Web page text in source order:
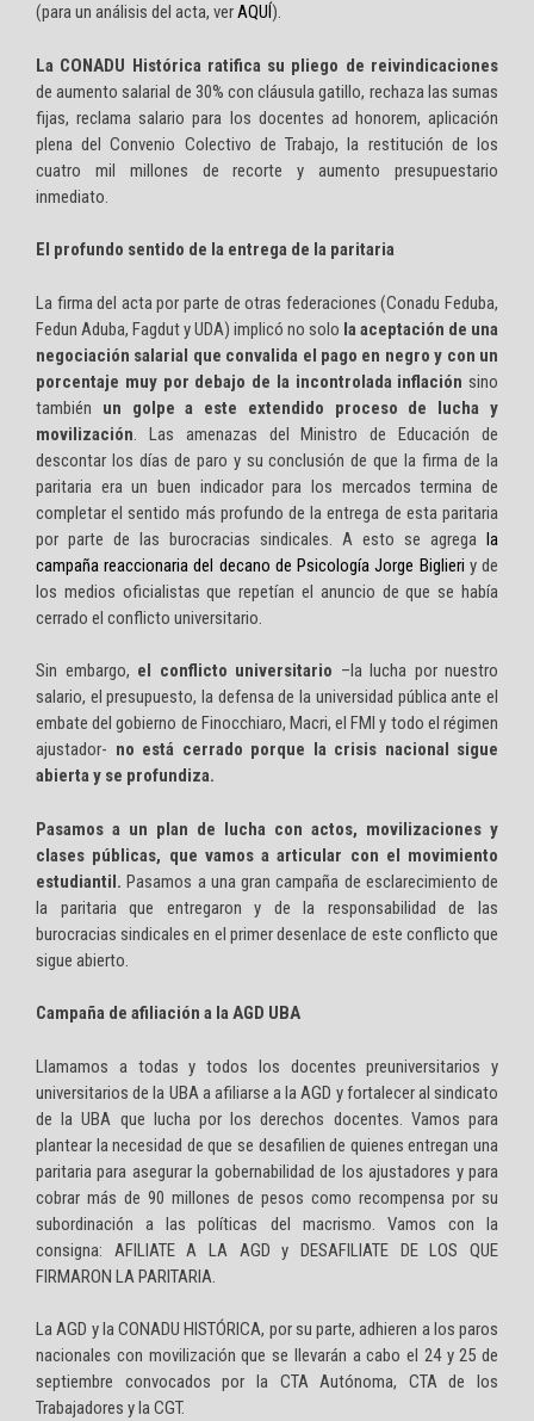
(para un análisis del acta, verAQUÍ).
La CONADU Histórica ratifica su pliego de reivindicaciones
de aumento salarial de 30% con cláusula gatillo, rechaza las sumas
fijas, reclama salario para los docentes ad honorem, aplicación
plena del Convenio Colectivo de Trabajo, la restitución de los
cuatro mil millones de recorte y aumento presupuestario
inmediato.
El profundo sentido de la entrega de la paritaria
La firma del acta por parte de otras federaciones (Conadu Feduba,
Fedun Aduba, Fagdut y UDA) implicó no solo la aceptación de una
negociación salarial que convalida el pago en negro y con un
porcentaje muy por debajo de la incontrolada inflación sino
también un golpe a este extendido proceso de lucha y
movilización . Las amenazas del Ministro de Educación de
descontar los días de paro y su conclusión de que la firma de la
paritaria era un buen indicador para los mercados termina de
completar el sentido más profundo de la entrega de esta paritaria
por parte de las burocracias sindicales. A esto se agrega la
campaña reaccionaria del decano de Psicología Jorge Biglieri y de
los medios oficialistas que repetían el anuncio de que se había
cerrado el conflicto universitario.
Sin embargo, el conflicto universitario –la lucha por nuestro
salario, el presupuesto, la defensa de la universidad pública ante el
embate del gobierno de Finocchiaro, Macri, el FMI y todo el régimen
ajustador- no está cerrado porque la crisis nacional sigue
abierta y se profundiza.
Pasamos a un plan de lucha con actos, movilizaciones y
clases públicas, que vamos a articular con el movimiento
estudiantil. Pasamos a una gran campaña de esclarecimiento de
la paritaria que entregaron y de la responsabilidad de las
burocracias sindicales en el primer desenlace de este conflicto que
sigue abierto.
Campaña de afiliación a la AGD UBA
Llamamos a todas y todos los docentes preuniversitarios y
universitarios de la UBA a afiliarse a la AGD y fortalecer al sindicato
de la UBA que lucha por los derechos docentes. Vamos para
plantear la necesidad de que se desafilien de quienes entregan una
paritaria para asegurar la gobernabilidad de los ajustadores y para
cobrar más de 90 millones de pesos como recompensa por su
subordinación a las políticas del macrismo. Vamos con la
consigna: AFILIATE A LA AGD y DESAFILIATE DE LOS QUE
FIRMARON LA PARITARIA.
La AGD y la CONADU HISTÓRICA, por su parte, adhieren a los paros
nacionales con movilización que se llevarán a cabo el 24 y 25 de
septiembre convocados por la CTA Autónoma, CTA de los
Trabajadores y la CGT.